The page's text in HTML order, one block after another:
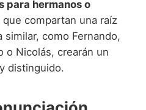
para hermanos o
compartan una raíz
similar, como Fernando,
o Nicolás, crearán un
distinguido.